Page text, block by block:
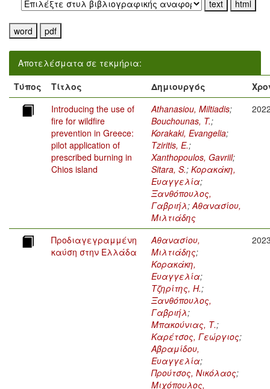
Αποτελέσματα σε τεκμήρια:
Τύπος
Τίτλος Δημιουργός
Introducing the use of
fire for wildfire
prevention in Greece:
pilot application of
prescribed burning in
Chios island
Athanasiou, Miltiadis;
Bouchounas, T.;
Korakaki, Evangelia;
Tziritis, E.;
Xanthopoulos, Gavriil;
Sitara, S.; Κορακάκη,
Ευαγγελία;
Ξανθόπουλος,
Γαβριήλ;Αθανασίου,
Μιλτιάδης
Προδιαγεγραμμένη
καύση στην Ελλάδα
Αθανασίου,
Μιλτιάδης;
Κορακάκη,
Ευαγγελία;
Τζηρίτης, Η.;
Ξανθόπουλος,
Γαβριήλ;
Μπακούνιας, Τ.;
Καρέτσος, Γεώργιος;
Αβραμίδου,
Ευαγγελία;
Προύτσος, Νικόλαος;
Μιχόπουλος,